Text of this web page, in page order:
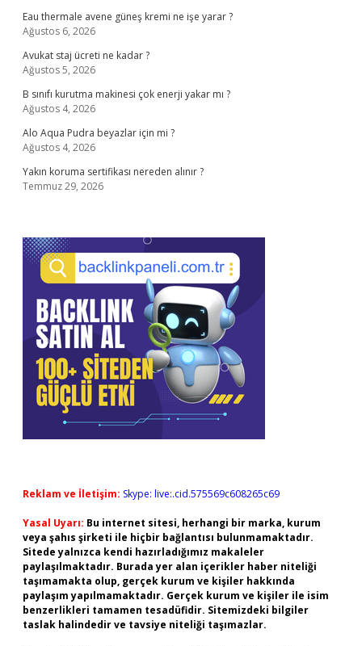
Eau thermale avene güneş kremi ne işe yarar ?
Ağustos 6, 2026
Avukat staj ücreti ne kadar ?
Ağustos 5, 2026
B sınıfı kurutma makinesi çok enerji yakar mı ?
Ağustos 4, 2026
Alo Aqua Pudra beyazlar için mi ?
Ağustos 4, 2026
Yakın koruma sertifikası nereden alınır ?
Temmuz 29, 2026
Reklam ve İletişim: Skype: live:.cid.575569c608265c69
Yasal Uyarı: Bu internet sitesi, herhangi bir marka, kurum
veya şahıs şirketi ile hiçbir bağlantısı bulunmamaktadır.
Sitede yalnızca kendi hazırladığımız makaleler
paylaşılmaktadır. Burada yer alan içerikler haber niteliği
taşımamakta olup, gerçek kurum ve kişiler hakkında
paylaşım yapılmamaktadır. Gerçek kurum ve kişiler ile isim
benzerlikleri tamamen tesadüfidir. Sitemizdeki bilgiler
taslak halindedir ve tavsiye niteliği taşımazlar.